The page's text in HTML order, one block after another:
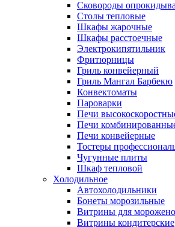
Сковороды
Столы тепловые
Шкафы жарочные
Шкафы расстоечные
Электрокипятильник
Фритюрницы
Гриль конвейерный
Гриль Мангал Барбекю
Конвектоматы
Пароварки
Печи
Печи
Печи конвейерные
Тостеры
Чугунные плиты
Шкаф тепловой
Холодильное
Автохолодильники
Бонеты морозильные
Витрины для
Витрины кондитерские